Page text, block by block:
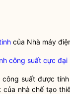
của Nhà máy
công suất cực đại
công suất được
của nhà chế tạo